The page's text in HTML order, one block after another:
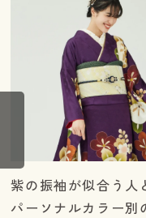
紫の振袖が似合う人
パーソナルカラー別